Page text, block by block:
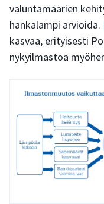
valuntamäärien
hankalampi arvioida.
kasvaa, erityisesti
nykyilmastoa